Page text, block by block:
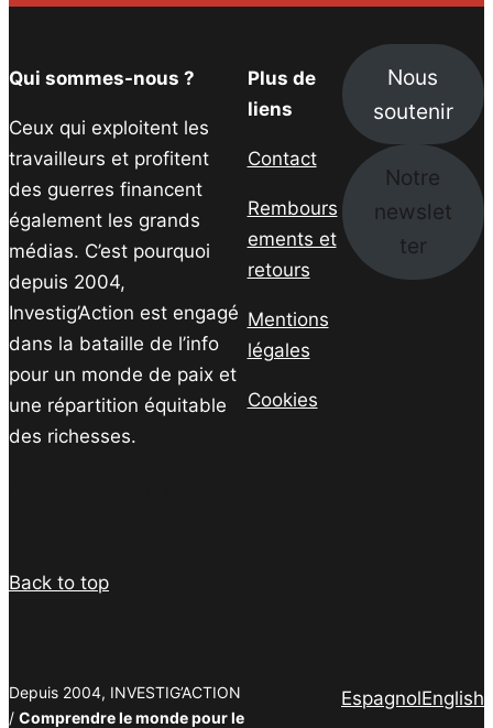
Qui sommes-nous ?
Ceux qui exploitent les
travailleurs et profitent
des guerres financent
également les grands
médias. C’est pourquoi
depuis 2004,
Investig’Action est engagé
dans la bataille de l’info
pour un monde de paix et
une répartition équitable
des richesses.
Plus de
liens
Contact
Rembours
ements et
retours
Mentions
légales
Cookies
Nous
soutenir
Notre
newslet
ter
Back to top
Depuis 2004, INVESTIG’ACTION
/ Comprendre le monde pour le
EspagnolEnglish